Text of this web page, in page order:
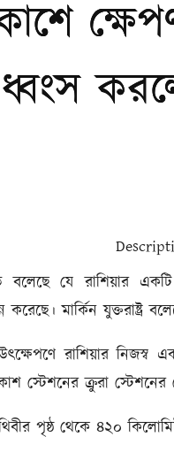
বলেছে যে রাশিয়ার একটি
মার্কিন যুক্তরাষ্ট্র
রাশিয়ার
স্টেশনের ক্রুরা
পৃষ্ঠ থেকে ৪২০